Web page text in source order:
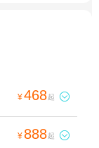
¥468起 
¥ 888起 